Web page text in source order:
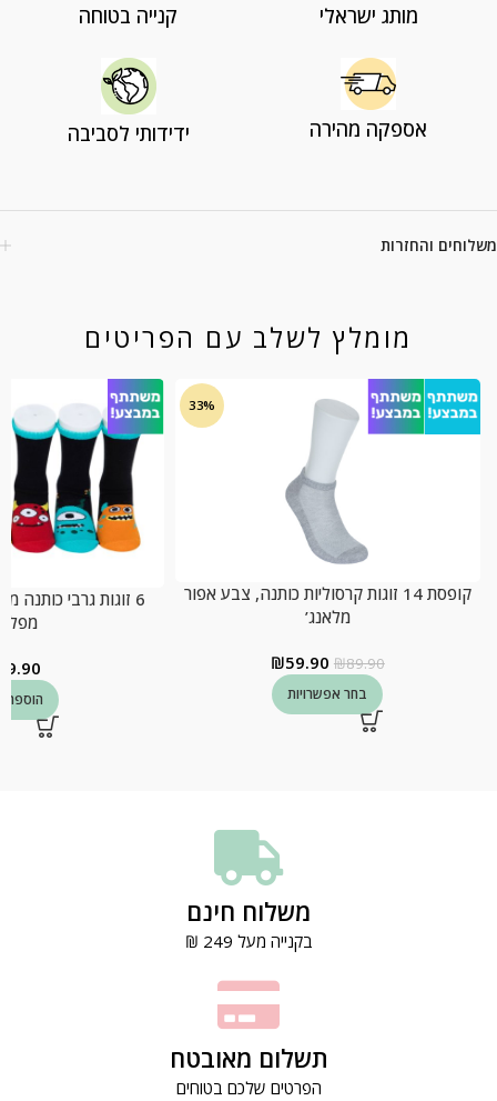
מותג ישראלי קנייה בטוחה
אספקה מהירה ידידותי לסביבה
משלוחים והחזרות
מומלץ לשלב עם הפריטים
33%
קופסת 14 זוגות קרסוליות כותנה, צבע אפור
מלאנג’
₪89.90
₪59.90
בחר אפשרויות
6 זוגות גרבי כותנה
הוספה
משלוח חינם
בקנייה מעל 249 ₪
תשלום מאובטח
הפרטים שלכם בטוחים